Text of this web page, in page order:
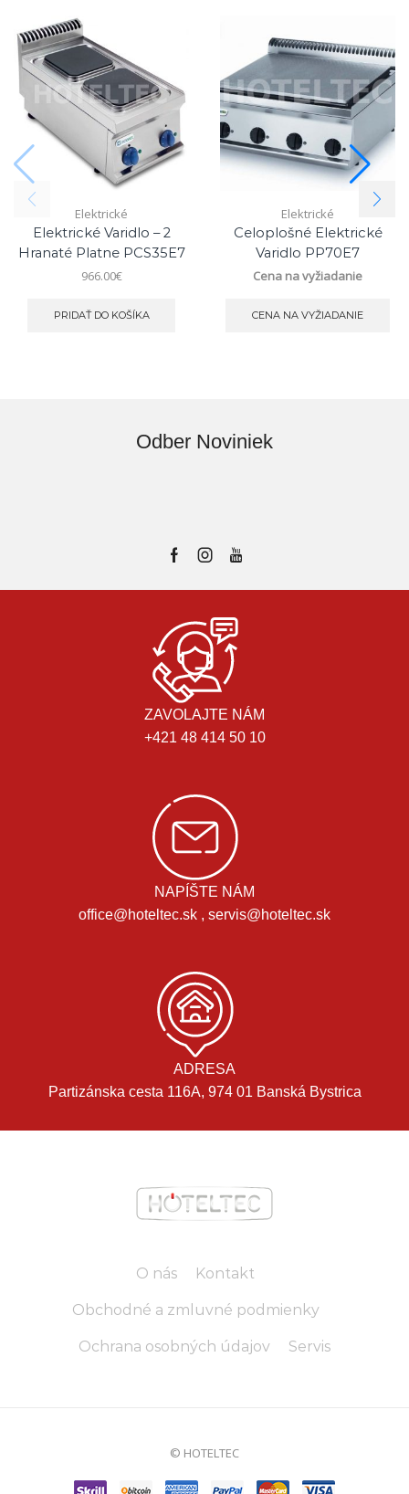
Elektrické
Elektrické Varidlo – 2
Hranaté Platne PCS35E7
966.00€
PRIDAŤ DO KOŠÍKA
Elektrické
Celoplošné Elektrické
Varidlo PP70E7
Cena na vyžiadanie
CENA NA VYŽIADANIE
Odber Noviniek
ZAVOLAJTE NÁM
+421 48 414 50 10
NAPÍŠTE NÁM
office@hoteltec.sk , servis@hoteltec.sk
ADRESA
Partizánska cesta 116A, 974 01 Banská Bystrica
O nás Kontakt
Obchodné a zmluvné podmienky
Ochrana osobných údajov Servis
© HOTELTEC